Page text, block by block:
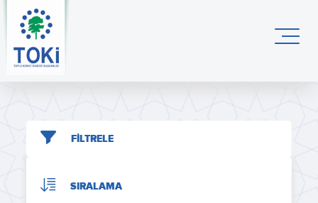
FİLTRELE
SIRALAMA